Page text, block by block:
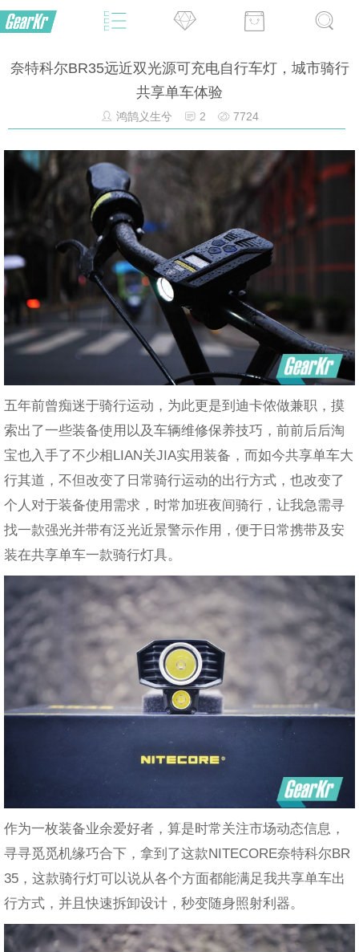
奈特科尔BR35远近双光源可充电自行车灯，城市骑行
共享单车体验
鸿鹄义生兮 2 7724
五年前曾痴迷于骑行运动，为此更是到迪卡侬做兼职，摸
索出了一些装备使用以及车辆维修保养技巧，前前后后淘
宝也入手了不少相LIAN关JIA实用装备，而如今共享单车大
行其道，不但改变了日常骑行运动的出行方式，也改变了
个人对于装备使用需求，时常加班夜间骑行，让我急需寻
找一款强光并带有泛光近景警示作用，便于日常携带及安
装在共享单车一款骑行灯具。
作为一枚装备业余爱好者，算是时常关注市场动态信息，
寻寻觅觅机缘巧合下，拿到了这款NITECORE奈特科尔BR
35，这款骑行灯可以说从各个方面都能满足我共享单车出
行方式，并且快速拆卸设计，秒变随身照射利器。